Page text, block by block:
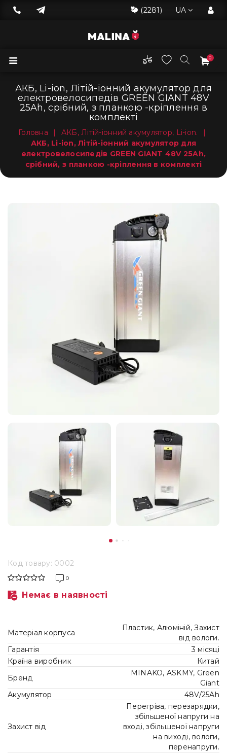
(2281) UA
0
АКБ, Li-ion, Літій-іонний акумулятор для
електровелосипедів GREEN GIANT 48V
25Ah, срібний, з планкою -кріплення в
комплекті
Головна | АКБ, Літій-іонний акумулятор, Li-ion.
|
АКБ, Li-ion, Літій-іонний акумулятор для
електровелосипедів GREEN GIANT 48V 25Ah,
срібний, з планкою -кріплення в комплекті
Код товару: 0002
0
Немає в наявності
Матеріал корпуса
Пластик, Алюміній, Захист
від вологи.
Гарантія
3 місяці
Країна виробник
Китай
Бренд
MINAKO, ASKMY, Green
Giant
Акумулятор
48V/25Ah
Захист від
Перегріва, перезарядки,
збільшеної напруги на
вході, збільшеної напруги
на виході, вологи,
перенапруги.